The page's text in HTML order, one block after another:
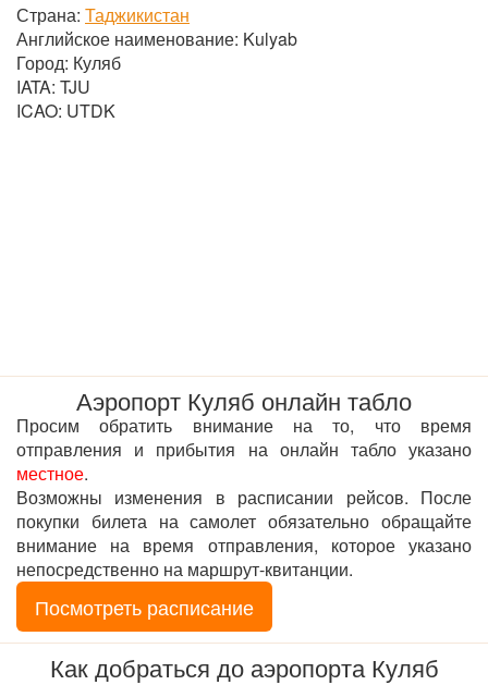
Страна: Таджикистан
Английское наименование: Kulyab
Город: Куляб
IATA: TJU
ICAO: UTDK
Аэропорт Куляб онлайн табло
Просим обратить внимание на то, что время
отправления и прибытия на онлайн табло указано
местное.
Возможны изменения в расписании рейсов. После
покупки билета на самолет обязательно обращайте
внимание на время отправления, которое указано
непосредственно на маршрут-квитанции.
Посмотреть расписание
Как добраться до аэропорта Куляб